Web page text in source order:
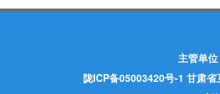
主管单
陇ICP备05003420号-1 甘肃省